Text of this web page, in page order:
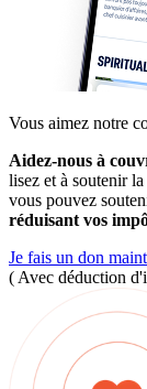
Vous aimez notre
Aidez-nous à
lisez et à soutenir
vous pouvez
réduisant vos
Je fais un don
( Avec déduction